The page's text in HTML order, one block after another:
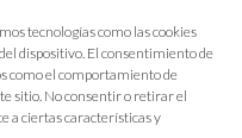
tecnologías como las cookies
dispositivo. El consentimiento de
como el comportamiento de
sitio. No consentir o retirar el
a ciertas características y